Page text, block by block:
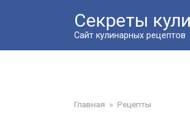
Секреты
Сайт кулинарных рецептов
Главная » Рецепты